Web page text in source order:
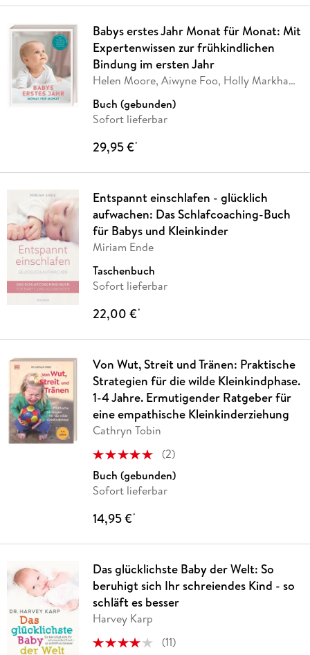
Babys erstes Jahr Monat für Monat: Mit
Expertenwissen zur frühkindlichen
Bindung im ersten Jahr
Helen Moore, Aiwyne Foo, Holly Markham,
Buch (gebunden)
Sofort lieferbar
29,95 €*
Entspannt einschlafen - glücklich
aufwachen: Das Schlafcoaching-Buch
für Babys und Kleinkinder
Miriam Ende
Taschenbuch
Sofort lieferbar
22,00 €*
Von Wut, Streit und Tränen: Praktische
Strategien für die wilde Kleinkindphase.
1-4 Jahre. Ermutigender Ratgeber für
eine empathische Kleinkinderziehung
Cathryn Tobin
(2)
Buch (gebunden)
Sofort lieferbar
14,95 €*
Das glücklichste Baby der Welt: So
beruhigt sich Ihr schreiendes Kind - so
schläft es besser
Harvey Karp
(11)